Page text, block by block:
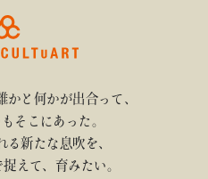
かと何かが出合って、
そこにあった。
る新たな息吹を、
えて、育みたい。